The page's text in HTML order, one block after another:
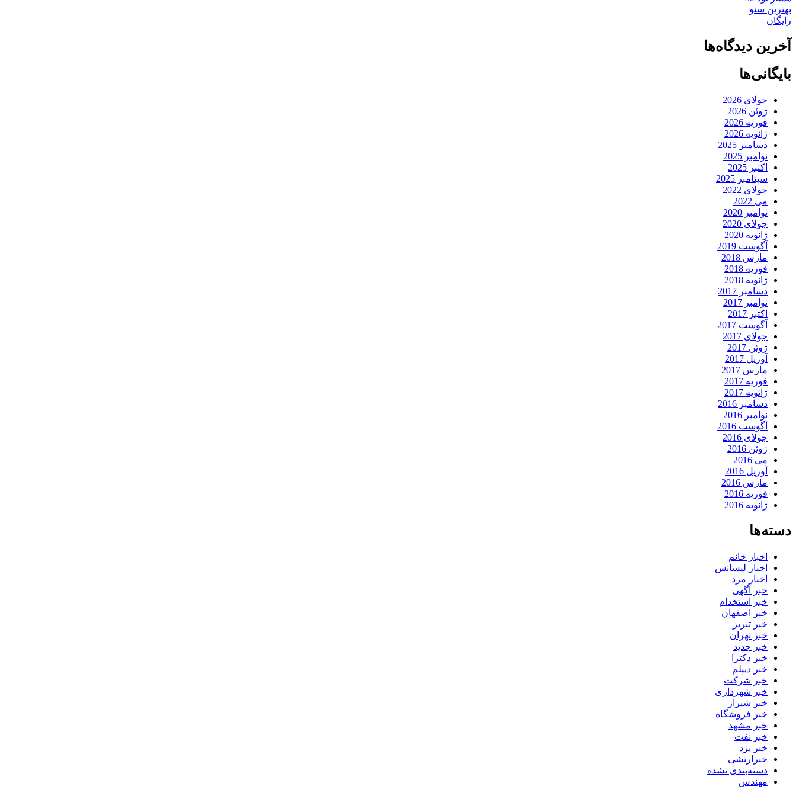
بهترین سئو
رایگان
آخرین دیدگاه‌ها
بایگانی‌ها
جولای 2026
ژوئن 2026
فوریه 2026
ژانویه 2026
دسامبر 2025
نوامبر 2025
اکتبر 2025
سپتامبر 2025
جولای 2022
می 2022
نوامبر 2020
جولای 2020
ژانویه 2020
آگوست 2019
مارس 2018
فوریه 2018
ژانویه 2018
دسامبر 2017
نوامبر 2017
اکتبر 2017
آگوست 2017
جولای 2017
ژوئن 2017
آوریل 2017
مارس 2017
فوریه 2017
ژانویه 2017
دسامبر 2016
نوامبر 2016
آگوست 2016
جولای 2016
ژوئن 2016
می 2016
آوریل 2016
مارس 2016
فوریه 2016
ژانویه 2016
دسته‌ها
اخبار خانم
اخبار لیسانس
اخبار مرد
خبر آگهی
خبر استخدام
خبر اصفهان
خبر تبریز
خبر تهران
خبر جدید
خبر دکترا
خبر دیپلم
خبر شرکت
خبر شهرداری
خبر شیراز
خبر فروشگاه
خبر مشهد
خبر نفت
خبر یزد
خبرارتشی
دسته‌بندی نشده
مهندس